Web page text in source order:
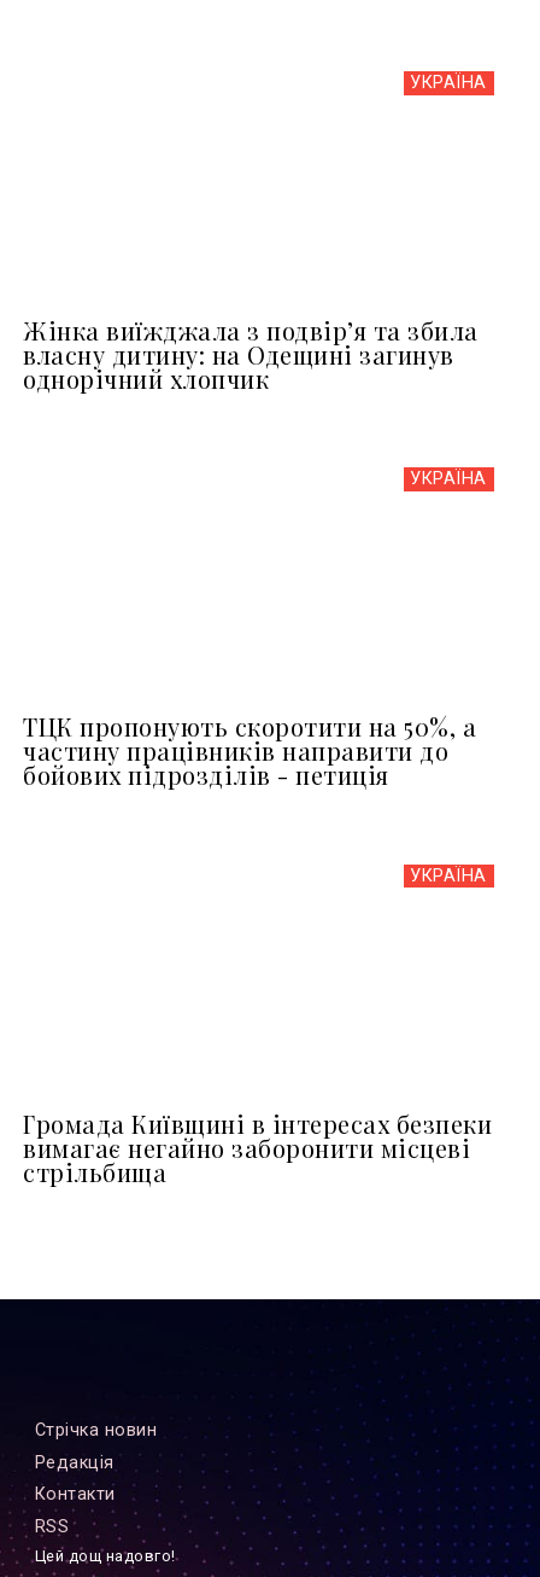
УКРАЇНА
Жінка виїжджала з подвір’я та збила
власну дитину: на Одещині загинув
однорічний хлопчик
УКРАЇНА
ТЦК пропонують скоротити на 50%, а
частину працівників направити до
бойових підрозділів - петиція
УКРАЇНА
Громада Київщині в інтересах безпеки
вимагає негайно заборонити місцеві
стрільбища
Стрiчка новин
Редакцiя
Контакти
RSS
Цей дощ надовго!